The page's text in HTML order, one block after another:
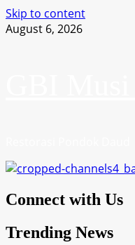
Skip to content
August 6, 2026
Connect with Us
Trending News